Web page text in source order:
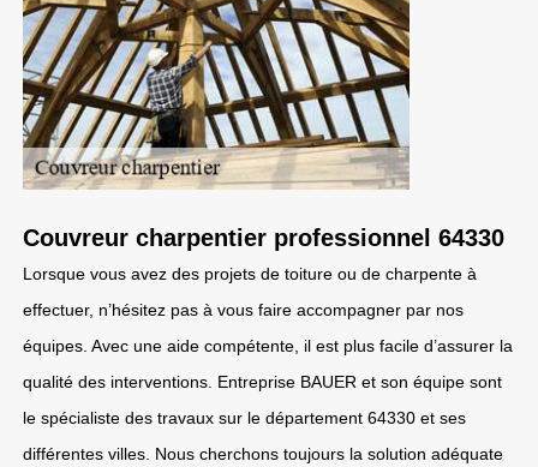
Couvreur charpentier professionnel 64330
Lorsque vous avez des projets de toiture ou de charpente à
effectuer, n’hésitez pas à vous faire accompagner par nos
équipes. Avec une aide compétente, il est plus facile d’assurer la
qualité des interventions. Entreprise BAUER et son équipe sont
le spécialiste des travaux sur le département 64330 et ses
différentes villes. Nous cherchons toujours la solution adéquate